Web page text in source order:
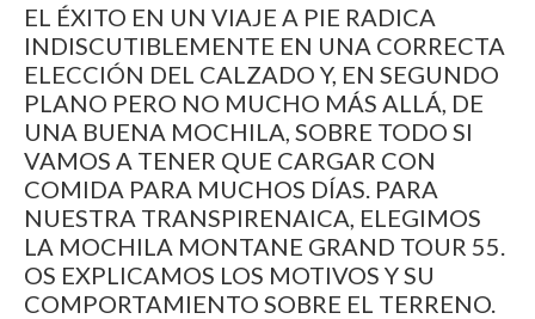
EL ÉXITO EN UN VIAJE A PIE RADICA
INDISCUTIBLEMENTE EN UNA CORRECTA
ELECCIÓN DEL CALZADO Y, EN SEGUNDO
PLANO PERO NO MUCHO MÁS ALLÁ, DE
UNA BUENA MOCHILA, SOBRE TODO SI
VAMOS A TENER QUE CARGAR CON
COMIDA PARA MUCHOS DÍAS. PARA
NUESTRA TRANSPIRENAICA, ELEGIMOS
LA MOCHILA MONTANE GRAND TOUR 55.
OS EXPLICAMOS LOS MOTIVOS Y SU
COMPORTAMIENTO SOBRE EL TERRENO.